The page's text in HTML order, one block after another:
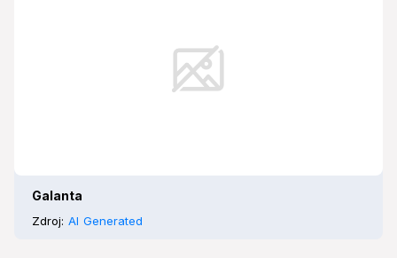
Galanta
Zdroj: AI Generated